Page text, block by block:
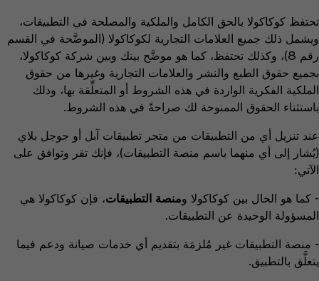
تحتفظ كوكاكولا بالحق الكامل والملكية والمصلحة في التطبيقات،
ويشمل ذلك جميع العلامات التجارية لكوكاكولا (الموضَّحة في القسم
رقم 8)، وكذلك تحتفظ، كما هو موضَّح بينك وبين شركة كوكاكولا،
بجميع حقوق الطبع والنشر والعلامات التجارية وغيرها من حقوق
الملكية الفكرية الواردة في هذه الشروط أو المتعلِّقة بها، وذلك
باستثناء الحقوق الممنوحة لك صراحةً في هذه الشروط.
عند تنزيل أي من التطبيقات من متجر تطبيقات آبل أو جوجل بلاي
(يُشار إلى أي منهما باسم منصة التطبيقات)، فإنك تقر وتوافق على
الآتي:
- كما هو الحال بين كوكاكولا ومنصة التطبيقات، فإن كوكاكولا هي
المسؤولة الوحيدة عن التطبيقات.
- منصة التطبيقات غير مُلزمَة بتقديم أي خدمات صيانة ودعم فيما
يتعلَّق بالتطبيق.